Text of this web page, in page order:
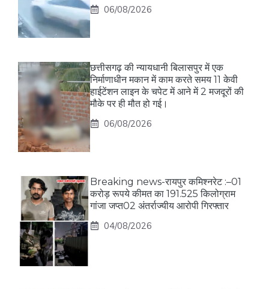
06/08/2026
छत्तीसगढ़ की न्यायधानी बिलासपुर में एक
निर्माणाधीन मकान में काम करते समय 11 केवी
हाईटेंशन लाइन के चपेट में आने में 2 मजदूरों की
मौके पर ही मौत हो गई।
06/08/2026
Breaking news-रायपुर कमिश्नरेट :–01
करोड़ रूपये कीमत का 191.525 किलोग्राम
गांजा जप्त02 अंतर्राज्यीय आरोपी गिरफ्तार
04/08/2026